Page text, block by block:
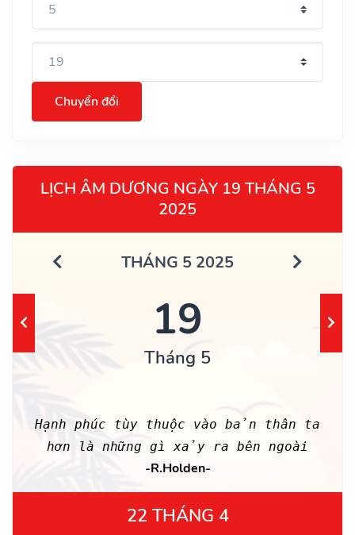
Chuyển đổi
LỊCH ÂM DƯƠNG NGÀY 19 THÁNG 5
2025
THÁNG 5 2025
19
Tháng 5
Hạnh phúc tùy thuộc vào bản thân ta
hơn là những gì xảy ra bên ngoài
-R.Holden-
22 THÁNG 4